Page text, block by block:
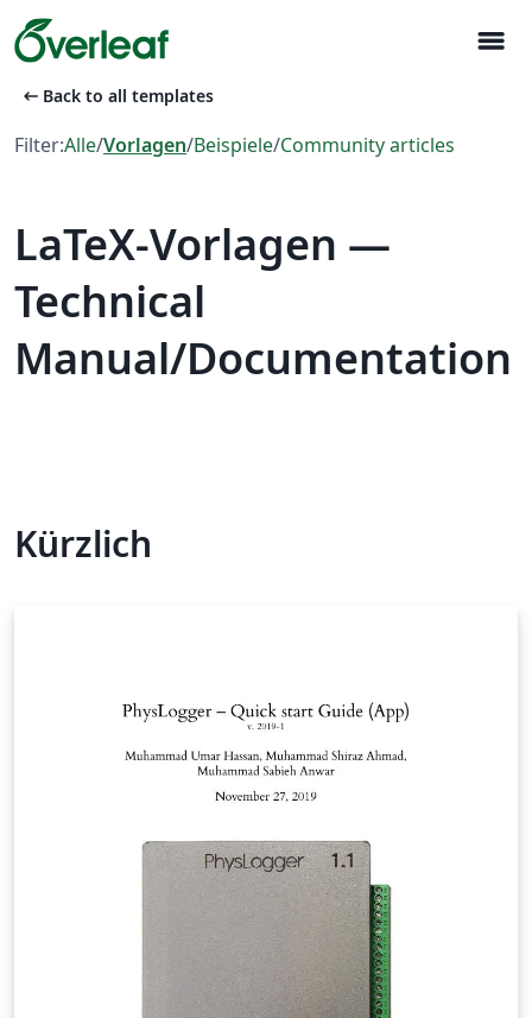
menu
arrow_left_alt Back to all templates
Filter:Alle/Vorlagen/Beispiele/Community articles
LaTeX-Vorlagen —
Technical
Manual/Documentation
Kürzlich